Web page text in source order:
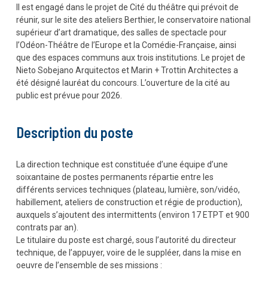
Il est engagé dans le projet de Cité du théâtre qui prévoit de
réunir, sur le site des ateliers Berthier, le conservatoire national
supérieur d’art dramatique, des salles de spectacle pour
l’Odéon-Théâtre de l’Europe et la Comédie-Française, ainsi
que des espaces communs aux trois institutions. Le projet de
Nieto Sobejano Arquitectos et Marin + Trottin Architectes a
été désigné lauréat du concours. L’ouverture de la cité au
public est prévue pour 2026.
Description du poste
La direction technique est constituée d’une équipe d’une
soixantaine de postes permanents répartie entre les
différents services techniques (plateau, lumière, son/vidéo,
habillement, ateliers de construction et régie de production),
auxquels s’ajoutent des intermittents (environ 17 ETPT et 900
contrats par an).
Le titulaire du poste est chargé, sous l’autorité du directeur
technique, de l’appuyer, voire de le suppléer, dans la mise en
oeuvre de l’ensemble de ses missions :